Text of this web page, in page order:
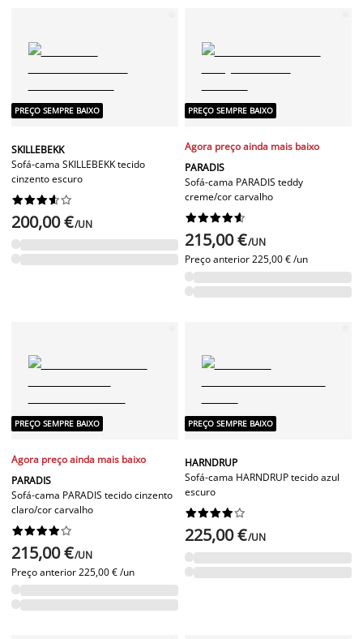
PREÇO SEMPRE BAIXO
SKILLEBEKK
Sofá-cama SKILLEBEKK tecido
cinzento escuro






200,00 €/UN
PREÇO SEMPRE BAIXO
Agora preço ainda mais baixo
PARADIS
Sofá-cama PARADIS teddy
creme/cor carvalho






215,00 €/UN
Preço anterior225,00 € /un
PREÇO SEMPRE BAIXO
Agora preço ainda mais baixo
PARADIS
Sofá-cama PARADIS tecido cinzento
claro/cor carvalho






215,00 €/UN
Preço anterior225,00 € /un
PREÇO SEMPRE BAIXO
HARNDRUP
Sofá-cama HARNDRUP tecido azul
escuro






225,00 €/UN